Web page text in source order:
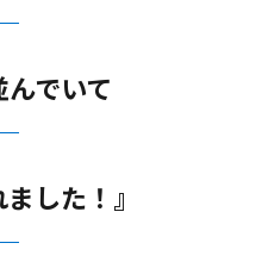
でいて
した！』